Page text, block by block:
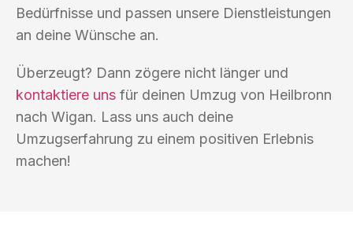
Bedürfnisse und passen unsere Dienstleistungen
an deine Wünsche an.
Überzeugt? Dann zögere nicht länger und
kontaktiere uns für deinen Umzug von Heilbronn
nach Wigan. Lass uns auch deine
Umzugserfahrung zu einem positiven Erlebnis
machen!